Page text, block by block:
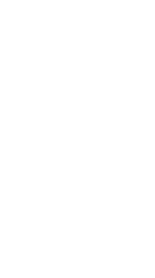
mit einer
kombiniert